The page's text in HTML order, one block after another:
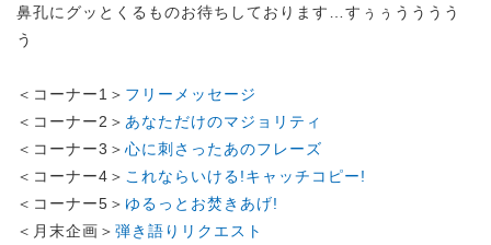
鼻孔にグッとくるものお待ちしております…すぅぅうううう
う
＜コーナー1＞ フリーメッセージ
＜コーナー2＞ あなただけのマジョリティ
＜コーナー3＞ 心に刺さったあのフレーズ
＜コーナー4＞ これならいける!キャッチコピー!
＜コーナー5＞ ゆるっとお焚きあげ!
＜月末企画＞ 弾き語りリクエスト